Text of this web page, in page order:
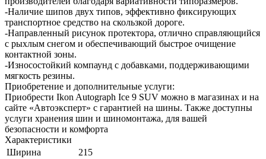
-Наличие шипов двух типов, эффективно фиксирующих
транспортное средство на скользкой дороге.
-Направленный рисунок протектора, отлично справляющийся
с рыхлым снегом и обеспечивающий быстрое очищение
контактной зоны.
-Износостойкий компаунд с добавками, поддерживающими
мягкость резины.
Приобретение и дополнительные услуги:
Приобрести Ikon Autograph Ice 9 SUV можно в магазинах и на
сайте «Автоэксперт» с гарантией на шины. Также доступны
услуги хранения шин и шиномонтажа, для вашей
безопасности и комфорта
Характеристики
Ширина
215